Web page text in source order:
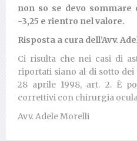
non so se devo
-3,25 e rientro nel valore.
Risposta a cura dell’Avv.
Ci risulta che nei casi di
riportati siano al di sotto
28 aprile 1998, art. 2. È
correttivi con chirurgia
Avv. Adele Morelli